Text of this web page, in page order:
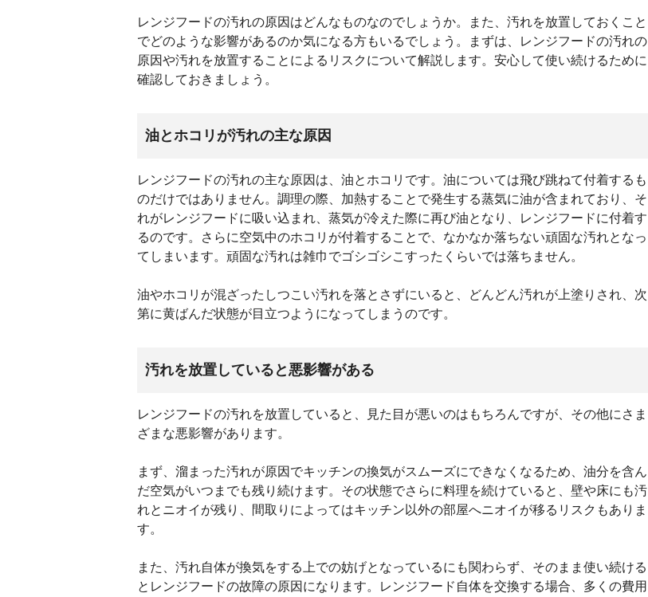
レンジフードの汚れの原因はどんなものなのでしょうか。また、汚れを放置しておくこと
でどのような影響があるのか気になる方もいるでしょう。まずは、レンジフードの汚れの
原因や汚れを放置することによるリスクについて解説します。安心して使い続けるために
確認しておきましょう。
油とホコリが汚れの主な原因
レンジフードの汚れの主な原因は、油とホコリです。油については飛び跳ねて付着するも
のだけではありません。調理の際、加熱することで発生する蒸気に油が含まれており、そ
れがレンジフードに吸い込まれ、蒸気が冷えた際に再び油となり、レンジフードに付着す
るのです。さらに空気中のホコリが付着することで、なかなか落ちない頑固な汚れとなっ
てしまいます。頑固な汚れは雑巾でゴシゴシこすったくらいでは落ちません。
油やホコリが混ざったしつこい汚れを落とさずにいると、どんどん汚れが上塗りされ、次
第に黄ばんだ状態が目立つようになってしまうのです。
汚れを放置していると悪影響がある
レンジフードの汚れを放置していると、見た目が悪いのはもちろんですが、その他にさま
ざまな悪影響があります。
まず、溜まった汚れが原因でキッチンの換気がスムーズにできなくなるため、油分を含ん
だ空気がいつまでも残り続けます。その状態でさらに料理を続けていると、壁や床にも汚
れとニオイが残り、間取りによってはキッチン以外の部屋へニオイが移るリスクもありま
す。
また、汚れ自体が換気をする上での妨げとなっているにも関わらず、そのまま使い続ける
とレンジフードの故障の原因になります。レンジフード自体を交換する場合、多くの費用